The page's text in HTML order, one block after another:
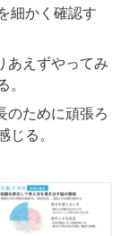
細かく確認す
あえずやってみ
。
のために頑張ろ
じる。